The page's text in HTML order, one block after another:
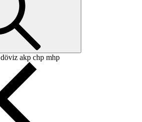
döviz akp chp mhp